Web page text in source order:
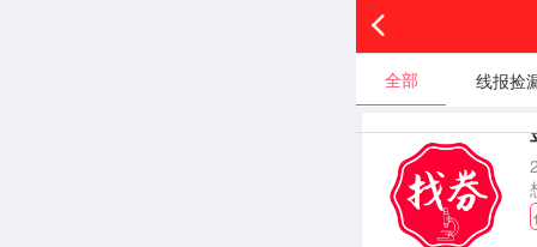
全部 线报捡